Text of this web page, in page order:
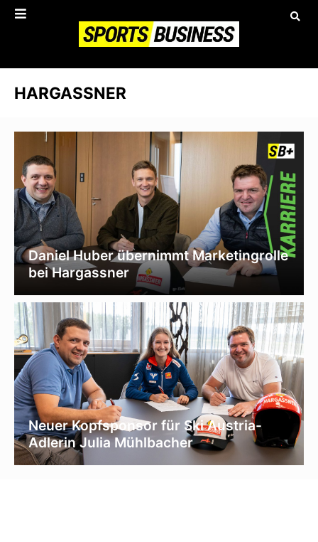
HARGASSNER
Daniel Huber übernimmt Marketingrolle
bei Hargassner
Neuer Kopfsponsor für Ski Austria-
Adlerin Julia Mühlbacher